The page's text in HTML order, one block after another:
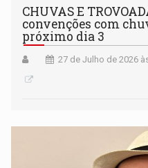
CHUVAS E
convenções com
próximo dia 3
27 de Julho de 2026